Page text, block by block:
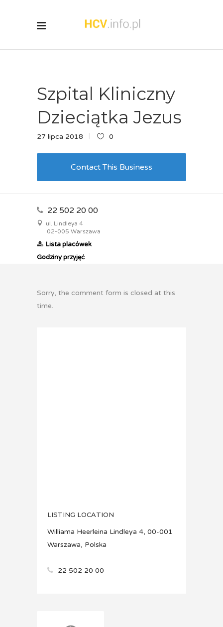
Szpital Kliniczny
Dzieciątka Jezus
27 lipca 2018 0
Contact This Business
22 502 20 00
ul. Lindleya 4
02-005 Warszawa
Lista placówek
Godziny przyjęć
Sorry, the comment form is closed at this
time.
LISTING LOCATION
Williama Heerleina Lindleya 4, 00-001
Warszawa, Polska
22 502 20 00